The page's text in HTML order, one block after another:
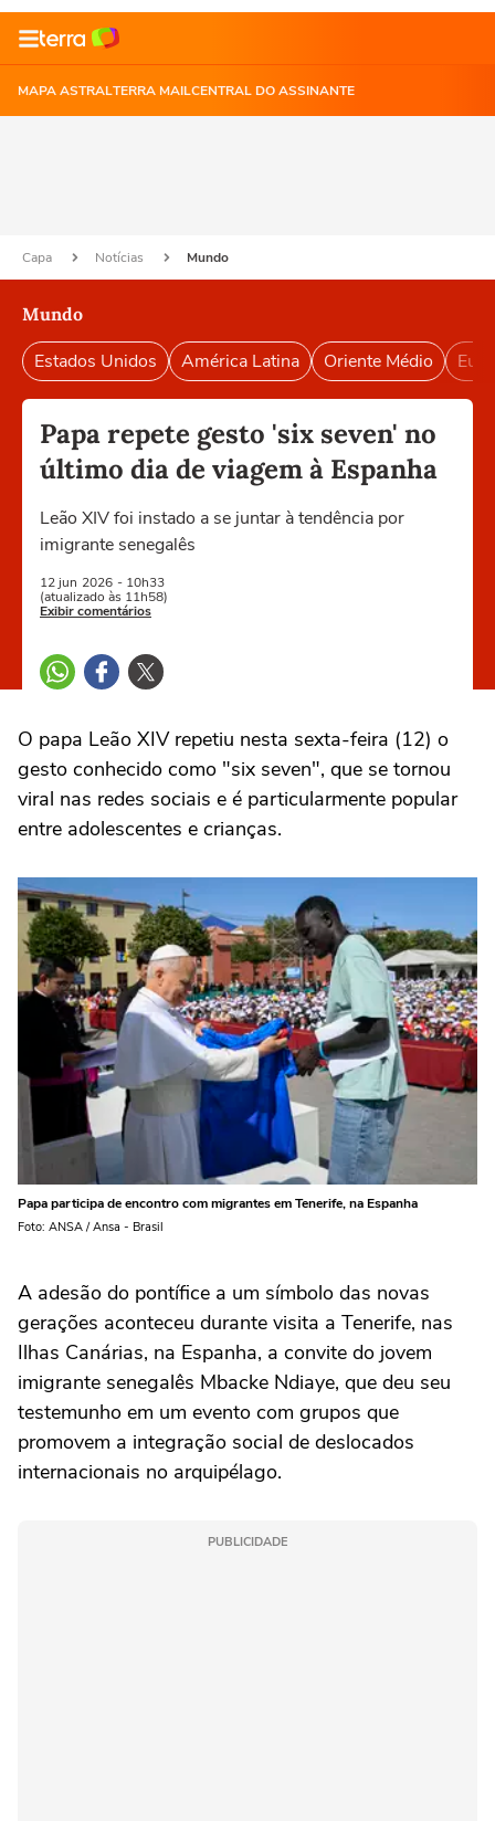
MAPA ASTRALTERRA MAILCENTRAL DO ASSINANTE
Capa Notícias Mundo
Mundo
Estados Unidos América Latina Oriente Médio
Papa repete gesto 'six seven' no
último dia de viagem à Espanha
Leão XIV foi instado a se juntar à tendência por
imigrante senegalês
12 jun 2026 - 10h33
(atualizado às 11h58)
Exibir comentários
O papa Leão XIV repetiu nesta sexta-feira (12) o
gesto conhecido como "six seven", que se tornou
viral nas redes sociais e é particularmente popular
entre adolescentes e crianças.
Papa participa de encontro com migrantes em Tenerife, na Espanha
Foto: ANSA / Ansa - Brasil
A adesão do pontífice a um símbolo das novas
gerações aconteceu durante visita a Tenerife, nas
Ilhas Canárias, na Espanha, a convite do jovem
imigrante senegalês Mbacke Ndiaye, que deu seu
testemunho em um evento com grupos que
promovem a integração social de deslocados
internacionais no arquipélago.
PUBLICIDADE